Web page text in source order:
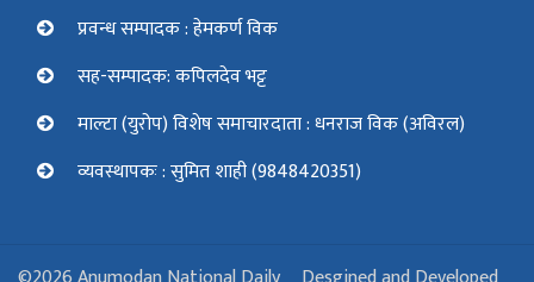
प्रवन्ध सम्पादक : हेमकर्ण विक
सह-सम्पादक: कपिलदेव भट्ट
माल्टा (युरोप) विशेष समाचारदाता : धनराज विक (अविरल)
व्यवस्थापकः : सुमित शाही (9848420351)